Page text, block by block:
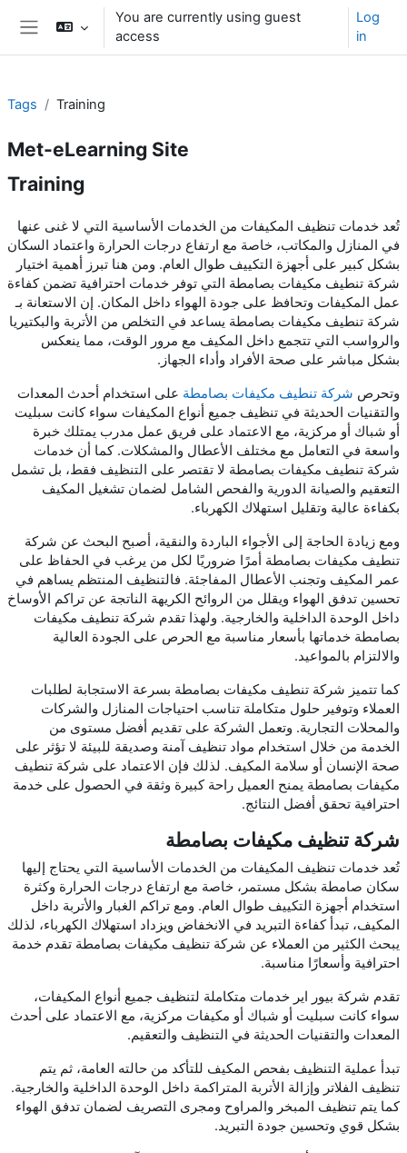
Skip to main content
You are currently using guest
access
Log
in
Tags Training
Met-eLearning Site
Training
تُعد خدمات تنظيف المكيفات من الخدمات الأساسية التي لا غنى عنها
في المنازل والمكاتب، خاصة مع ارتفاع درجات الحرارة واعتماد السكان
بشكل كبير على أجهزة التكييف طوال العام. ومن هنا تبرز أهمية اختيار
شركة تنطيف مكيفات بصامطة التي توفر خدمات احترافية تضمن كفاءة
عمل المكيفات وتحافظ على جودة الهواء داخل المكان. إن الاستعانة بـ
شركة تنطيف مكيفات بصامطة يساعد في التخلص من الأتربة والبكتيريا
والرواسب التي تتجمع داخل المكيف مع مرور الوقت، مما ينعكس
بشكل مباشر على صحة الأفراد وأداء الجهاز.
وتحرص شركة تنطيف مكيفات بصامطة على استخدام أحدث المعدات
والتقنيات الحديثة في تنظيف جميع أنواع المكيفات سواء كانت سبليت
أو شباك أو مركزية، مع الاعتماد على فريق عمل مدرب يمتلك خبرة
واسعة في التعامل مع مختلف الأعطال والمشكلات. كما أن خدمات
شركة تنطيف مكيفات بصامطة لا تقتصر على التنظيف فقط، بل تشمل
التعقيم والصيانة الدورية والفحص الشامل لضمان تشغيل المكيف
بكفاءة عالية وتقليل استهلاك الكهرباء.
ومع زيادة الحاجة إلى الأجواء الباردة والنقية، أصبح البحث عن شركة
تنطيف مكيفات بصامطة أمرًا ضروريًا لكل من يرغب في الحفاظ على
عمر المكيف وتجنب الأعطال المفاجئة. فالتنظيف المنتظم يساهم في
تحسين تدفق الهواء ويقلل من الروائح الكريهة الناتجة عن تراكم الأوساخ
داخل الوحدة الداخلية والخارجية. ولهذا تقدم شركة تنطيف مكيفات
بصامطة خدماتها بأسعار مناسبة مع الحرص على الجودة العالية
والالتزام بالمواعيد.
كما تتميز شركة تنطيف مكيفات بصامطة بسرعة الاستجابة لطلبات
العملاء وتوفير حلول متكاملة تناسب احتياجات المنازل والشركات
والمحلات التجارية. وتعمل الشركة على تقديم أفضل مستوى من
الخدمة من خلال استخدام مواد تنظيف آمنة وصديقة للبيئة لا تؤثر على
صحة الإنسان أو سلامة المكيف. لذلك فإن الاعتماد على شركة تنطيف
مكيفات بصامطة يمنح العميل راحة كبيرة وثقة في الحصول على خدمة
احترافية تحقق أفضل النتائج.
شركة تنظيف مكيفات بصامطة
تُعد خدمات تنظيف المكيفات من الخدمات الأساسية التي يحتاج إليها
سكان صامطة بشكل مستمر، خاصة مع ارتفاع درجات الحرارة وكثرة
استخدام أجهزة التكييف طوال العام. ومع تراكم الغبار والأتربة داخل
المكيف، تبدأ كفاءة التبريد في الانخفاض ويزداد استهلاك الكهرباء، لذلك
يبحث الكثير من العملاء عن شركة تنظيف مكيفات بصامطة تقدم خدمة
احترافية وأسعارًا مناسبة.
تقدم شركة بيور اير خدمات متكاملة لتنظيف جميع أنواع المكيفات،
سواء كانت سبليت أو شباك أو مكيفات مركزية، مع الاعتماد على أحدث
المعدات والتقنيات الحديثة في التنظيف والتعقيم.
تبدأ عملية التنظيف بفحص المكيف للتأكد من حالته العامة، ثم يتم
تنظيف الفلاتر وإزالة الأتربة المتراكمة داخل الوحدة الداخلية والخارجية.
كما يتم تنظيف المبخر والمراوح ومجرى التصريف لضمان تدفق الهواء
بشكل قوي وتحسين جودة التبريد.